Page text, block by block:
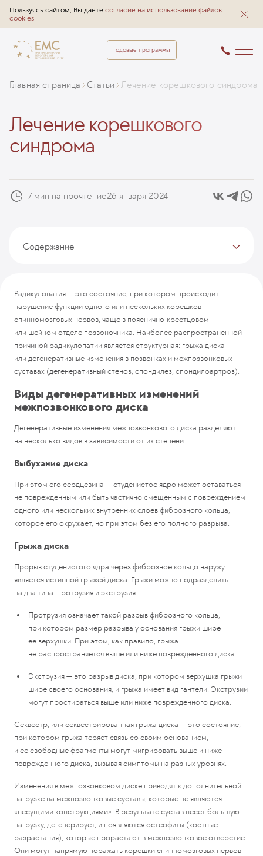
Пользуясь сайтом, Вы даете согласие на использование файлов
cookies
Годовые программы
Главная страница Статьи Лечение корешкового синдрома
Лечение корешкового
синдрома
7 мин на прочтение26 января 2024
Содержание
Распространенность и факторы риска
Симптомы
Диагностика
Нейровизуализация
Лечение
Лечение радикулопатии в EMC
Радикулопатия — это состояние, при котором происходит
нарушение функции одного или нескольких корешков
спинномозговых нервов, чаще в пояснично-крестцовом
или шейном отделе позвоночника. Наиболее распространенной
причиной радикулопатии является структурная: грыжа диска
или дегенеративные изменения в позвонках и межпозвонковых
суставах (дегенеративный стеноз, спондилез, спондилоартроз).
Виды дегенеративных изменений
межпозвонкового диска
Дегенеративные изменения межпозвонкового диска разделяют
на несколько видов в зависимости от их степени:
Выбухание диска
При этом его сердцевина — студенистое ядро может оставаться
не поврежденным или быть частично смещенным с повреждением
одного или нескольких внутренних слоев фиброзного кольца,
которое его окружает, но при этом без его полного разрыва.
Грыжа диска
Прорыв студенистого ядра через фиброзное кольцо наружу
является истинной грыжей диска. Грыжи можно подразделить
на два типа: протрузия и экструзия.
Протрузия означает такой разрыв фиброзного кольца,
при котором размер разрыва у основания грыжи шире
ее верхушки. При этом, как правило, грыжа
не распространяется выше или ниже поврежденного диска.
Экструзия — это разрыв диска, при котором верхушка грыжи
шире своего основания, и грыжа имеет вид гантели. Экструзии
могут простираться выше или ниже поврежденного диска.
Секвестр, или секвестрированная грыжа диска — это состояние,
при котором грыжа теряет связь со своим основанием,
и ее свободные фрагменты могут мигрировать выше и ниже
поврежденного диска, вызывая симптомы на разных уровнях.
Изменения в межпозвонковом диске приводят к дополнительной
нагрузке на межпозвонковые суставы, которые не являются
«несущими конструкциями». В результате сустав несет большую
нагрузку, дегенерирует, и появляются остеофиты (костные
разрастания), которые прорастают в межпозвонковое отверстие.
Они могут напрямую поражать корешки спинномозговых нервов